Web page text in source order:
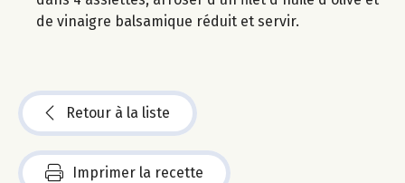
de vinaigre balsamique réduit et servir.
Retour à la liste
Imprimer la recette